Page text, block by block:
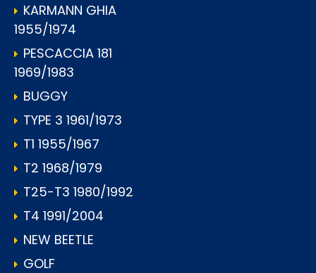
KARMANN GHIA
1955/1974
PESCACCIA 181
1969/1983
BUGGY
TYPE 3 1961/1973
T1 1955/1967
T2 1968/1979
T25-T3 1980/1992
T4 1991/2004
NEW BEETLE
GOLF